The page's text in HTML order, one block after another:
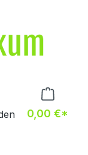
auf dem
0,00 €*